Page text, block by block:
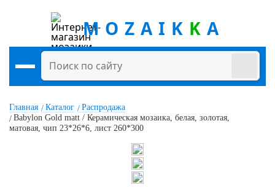
MOZAIK K A
Главная Каталог
Распродажа
Babylon Gold matt / Керамическая мозаика, белая, золотая,
матовая, чип 23*26*6, лист 260*300